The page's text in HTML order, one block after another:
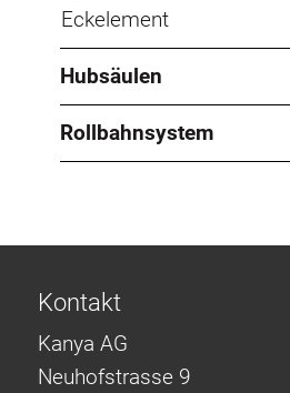
Eckelement
Hubsäulen
Rollbahnsystem
Kontakt
Kanya AG
Neuhofstrasse 9